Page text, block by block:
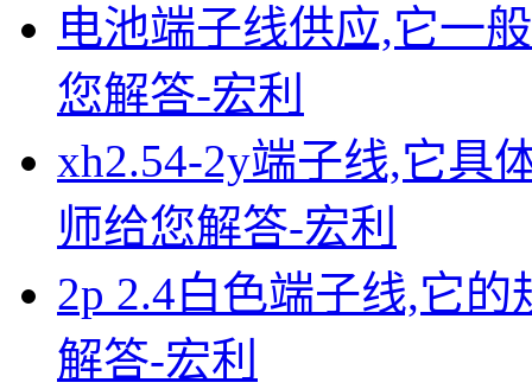
电池端子线供应,它一
您解答-宏利
xh2.54-2y端子线,它具
师给您解答-宏利
2p 2.4白色端子线,它
解答-宏利